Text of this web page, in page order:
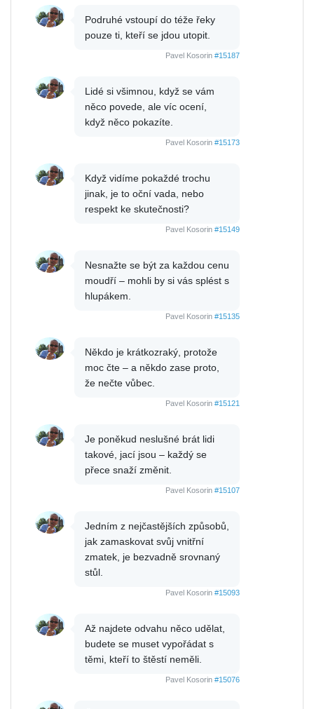
Podruhé vstoupí do téže řeky
pouze ti, kteří se jdou utopit.
Pavel Kosorin #15187
Lidé si všimnou, když se vám
něco povede, ale víc ocení,
když něco pokazíte.
Pavel Kosorin #15173
Když vidíme pokaždé trochu
jinak, je to oční vada, nebo
respekt ke skutečnosti?
Pavel Kosorin #15149
Nesnažte se být za každou cenu
moudří – mohli by si vás splést s
hlupákem.
Pavel Kosorin #15135
Někdo je krátkozraký, protože
moc čte – a někdo zase proto,
že nečte vůbec.
Pavel Kosorin #15121
Je poněkud neslušné brát lidi
takové, jací jsou – každý se
přece snaží změnit.
Pavel Kosorin #15107
Jedním z nejčastějších způsobů,
jak zamaskovat svůj vnitřní
zmatek, je bezvadně srovnaný
stůl.
Pavel Kosorin #15093
Až najdete odvahu něco udělat,
budete se muset vypořádat s
těmi, kteří to štěstí neměli.
Pavel Kosorin #15076